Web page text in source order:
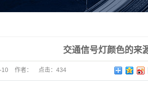
交通信号灯颜色的来
10 作者： 点击： 434